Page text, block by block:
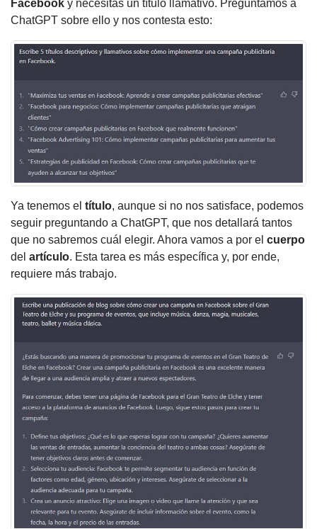
Facebook y necesitas un título llamativo. Preguntamos a
ChatGPT sobre ello y nos contesta esto:
Ya tenemos el título, aunque si no nos satisface, podemos
seguir preguntando a ChatGPT, que nos detallará tantos
que no sabremos cuál elegir. Ahora vamos a por el cuerpo
del artículo. Esta tarea es más específica y, por ende,
requiere más trabajo.